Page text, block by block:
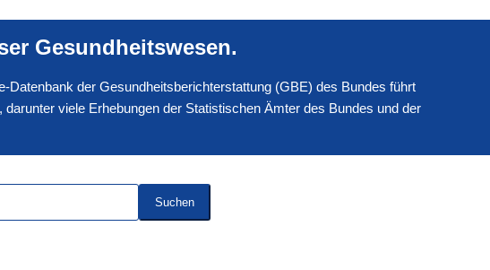
h
l
H
Gesundheitswesen.
Datenbank der Gesundheitsberichterstattung (GBE) des Bundes führt
viele Erhebungen der Statistischen Ämter des Bundes und der
Suchen